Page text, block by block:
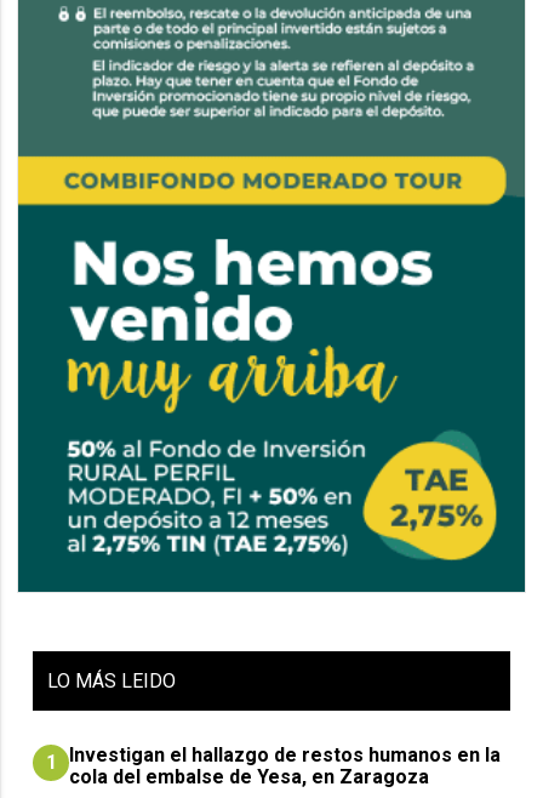
LO MÁS LEIDO
1
Investigan el hallazgo de restos humanos en la
cola del embalse de Yesa, en Zaragoza